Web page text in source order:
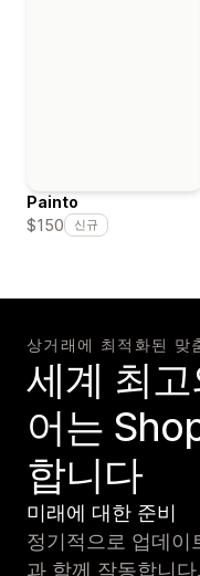
Painto
$150
신규
상거래에 최적화된 맞
세계 최
어는
합니다
미래에 대한 준비
정기적으로 업데
과 함께 작동합니다.